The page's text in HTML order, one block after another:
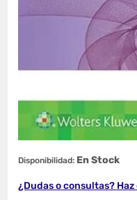
Disponibilidad: En Stock
¿Dudas o consultas?